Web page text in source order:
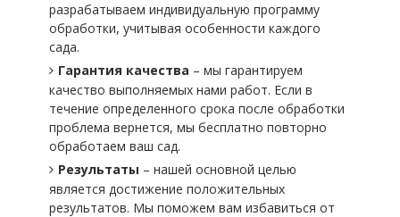
разрабатываем индивидуальную программу
обработки, учитывая особенности каждого
сада.
Гарантия качества – мы гарантируем
качество выполняемых нами работ. Если в
течение определенного срока после обработки
проблема вернется, мы бесплатно повторно
обработаем ваш сад.
Результаты – нашей основной целью
является достижение положительных
результатов. Мы поможем вам избавиться от